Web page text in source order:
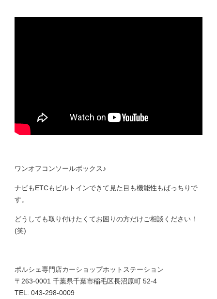
ワンオフコンソールボックス♪
ナビもETCもビルトインできて見た目も機能性もばっちりで
す。
どうしても取り付けたくてお困りの方だけご相談ください！
(笑)
ポルシェ専門店カーショップホットステーション
〒263-0001 千葉県千葉市稲毛区長沼原町 52-4
TEL: 043-298-0009